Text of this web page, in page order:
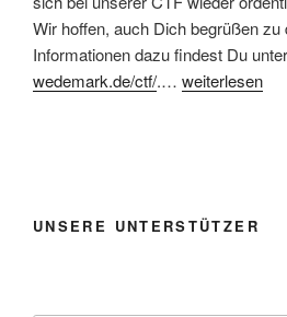
Wir hoffen, auch Dich begrüßen zu
Informationen dazu findest Du unter
wedemark.de/ctf/.… weiterlesen
UNSERE UNTERSTÜTZER